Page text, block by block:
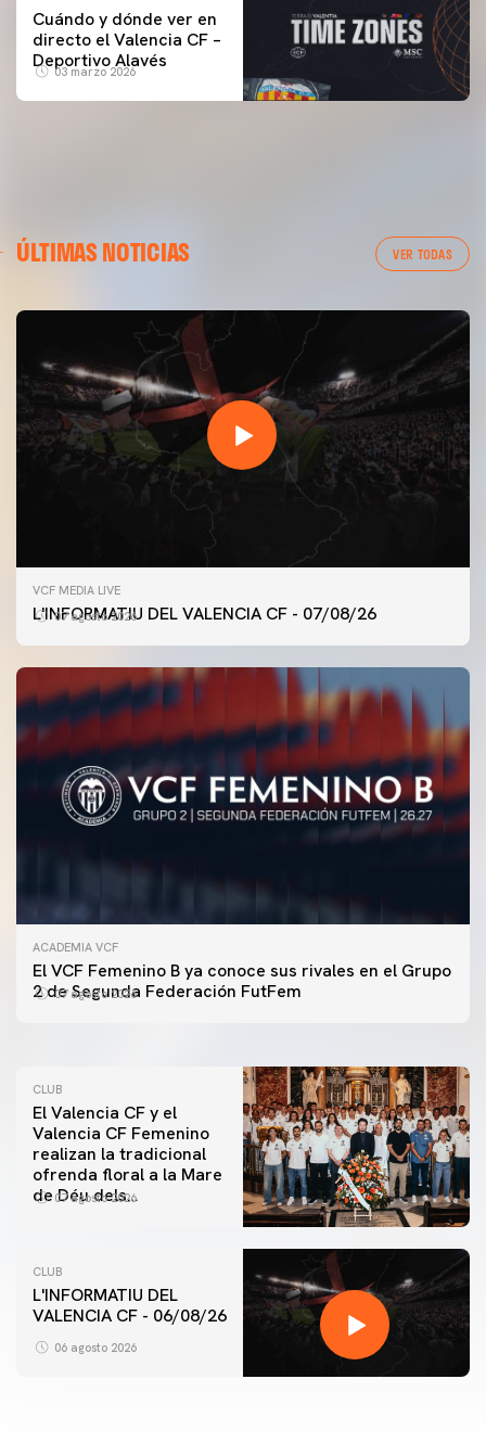
Cuándo y dónde ver en
directo el Valencia CF –
Deportivo Alavés
03 marzo 2026
ÚLTIMAS NOTICIAS VER TODAS
VCF MEDIA LIVE
L'INFORMATIU DEL VALENCIA CF - 07/08/26
07 agosto 2026
ACADEMIA VCF
El VCF Femenino B ya conoce sus rivales en el Grupo
2 de Segunda Federación FutFem
07 agosto 2026
PRIMER EQUIPO
ENTRENAMIENTO DEL VALENCIA CF 7/8/2026
CLUB
El Valencia CF y el
Valencia CF Femenino
realizan la tradicional
ofrenda floral a la Mare
de Déu dels
07 agosto 2026
CLUB
L'INFORMATIU DEL
VALENCIA CF - 06/08/26
06 agosto 2026
PRIMER EQUIPO
ENTRENAMIENTO DEL VALENCIA CF 6/8/2026